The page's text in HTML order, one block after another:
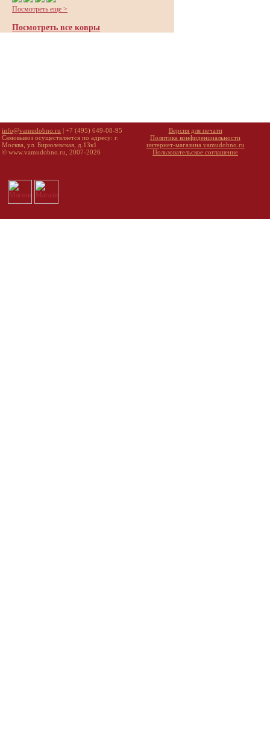
Посмотреть еще >
Посмотреть все ковры
info@vamudobno.ru | +7 (495) 649-08-95
Самовывоз осуществляется по адресу: г.
Москва, ул. Бирюлевская, д.13к1
© www.vamudobno.ru, 2007-2026
Версия для печати
Политика конфиденциальности
интернет-магазина vamudobno.ru
Пользовательское соглашение